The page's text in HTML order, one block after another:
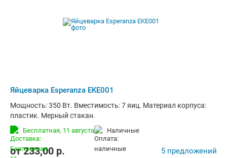
Яйцеварка Esperanza EKE001
Мощность: 350 Вт. Вместимость: 7 яиц. Материал корпуса:
пластик. Мерный стакан.
Бесплатная, 11 августа наличные
от233,00 p. 5 предложений